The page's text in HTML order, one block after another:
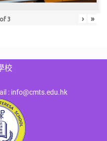
of3 › »
校
: info@cmts.edu.hk